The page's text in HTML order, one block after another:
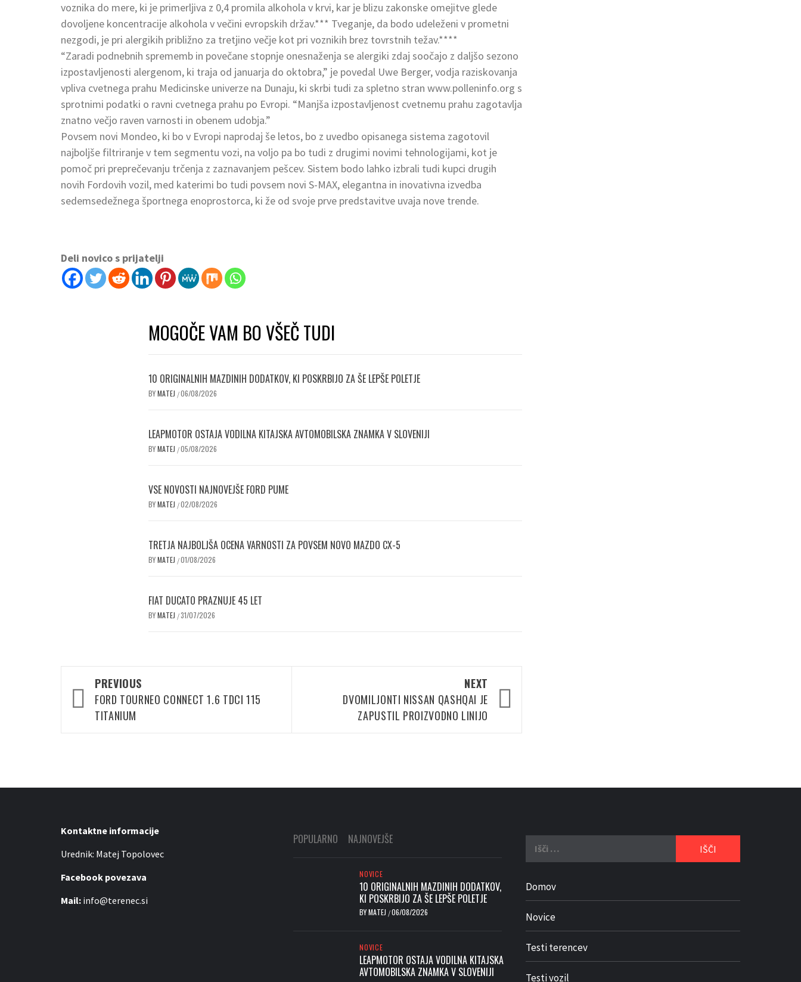
voznika do mere, ki je primerljiva z 0,4 promila alkohola v krvi, kar je blizu zakonske omejitve glede
dovoljene koncentracije alkohola v večini evropskih držav.*** Tveganje, da bodo udeleženi v prometni
nezgodi, je pri alergikih približno za tretjino večje kot pri voznikih brez tovrstnih težav.****
“Zaradi podnebnih sprememb in povečane stopnje onesnaženja se alergiki zdaj soočajo z daljšo sezono
izpostavljenosti alergenom, ki traja od januarja do oktobra,” je povedal Uwe Berger, vodja raziskovanja
vpliva cvetnega prahu Medicinske univerze na Dunaju, ki skrbi tudi za spletno stran www.polleninfo.org s
sprotnimi podatki o ravni cvetnega prahu po Evropi. “Manjša izpostavljenost cvetnemu prahu zagotavlja
znatno večjo raven varnosti in obenem udobja.”
Povsem novi Mondeo, ki bo v Evropi naprodaj še letos, bo z uvedbo opisanega sistema zagotovil
najboljše filtriranje v tem segmentu vozi, na voljo pa bo tudi z drugimi novimi tehnologijami, kot je
pomoč pri preprečevanju trčenja z zaznavanjem pešcev. Sistem bodo lahko izbrali tudi kupci drugih
novih Fordovih vozil, med katerimi bo tudi povsem novi S-MAX, elegantna in inovativna izvedba
sedemsedežnega športnega enoprostorca, ki že od svoje prve predstavitve uvaja nove trende.
Deli novico s prijatelji
MOGOČE VAM BO VŠEČ TUDI
10 ORIGINALNIH MAZDINIH DODATKOV, KI POSKRBIJO ZA ŠE LEPŠE POLETJE
BYMATEJ /06/08/2026
LEAPMOTOR OSTAJA VODILNA KITAJSKA AVTOMOBILSKA ZNAMKA V SLOVENIJI
BYMATEJ /05/08/2026
VSE NOVOSTI NAJNOVEJŠE FORD PUME
BYMATEJ /02/08/2026
TRETJA NAJBOLJŠA OCENA VARNOSTI ZA POVSEM NOVO MAZDO CX-5
BYMATEJ /01/08/2026
FIAT DUCATO PRAZNUJE 45 LET
BYMATEJ /31/07/2026
Post
navigation
PREVIOUS
FORD TOURNEO CONNECT 1.6 TDCI 115
TITANIUM
NEXT
DVOMILJONTI NISSAN QASHQAI JE
ZAPUSTIL PROIZVODNO LINIJO
Kontaktne informacije
Urednik: Matej Topolovec
Facebook povezava
Mail: info@terenec.si
POPULARNO NAJNOVEJŠE
NOVICE
10 ORIGINALNIH MAZDINIH DODATKOV,
KI POSKRBIJO ZA ŠE LEPŠE POLETJE
BYMATEJ /06/08/2026
NOVICE
LEAPMOTOR OSTAJA VODILNA KITAJSKA
AVTOMOBILSKA ZNAMKA V SLOVENIJI
Išči:
Domov
Novice
Testi terencev
Testi vozil